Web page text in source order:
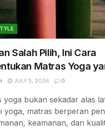
Salah Pilih, Ini Cara
Matras Yoga
JULY 5, 2026 0
yoga bukan sekadar alas
yoga, matras berperan
keamanan, dan